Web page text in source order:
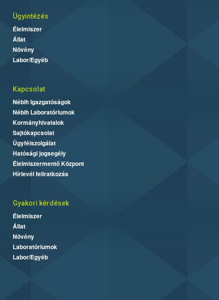
Ügyintézés
Élelmiszer
Állat
Növény
Labor/Egyéb
Kapcsolat
Nébih Igazgatóságok
Nébih Laboratóriumok
Kormányhivatalok
Sajtókapcsolat
Ügyfélszolgálat
Hatósági jogsegély
Élelmiszermentő Központ
Hírlevél feliratkozás
Gyakori kérdések
Élelmiszer
Állat
Növény
Laboratóriumok
Labor/Egyéb